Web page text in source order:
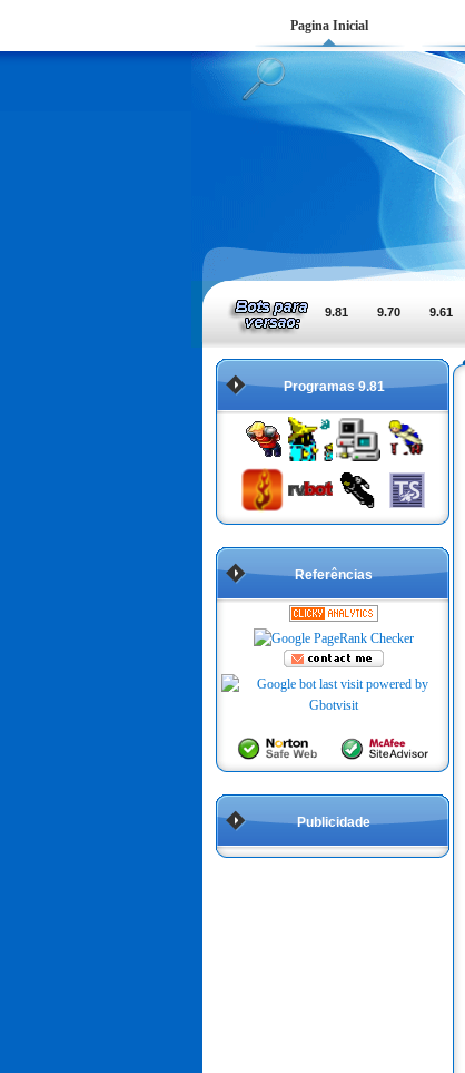
Pagina Inicial
9.81 9.70 9.61
Programas 9.81
Referências
Publicidade